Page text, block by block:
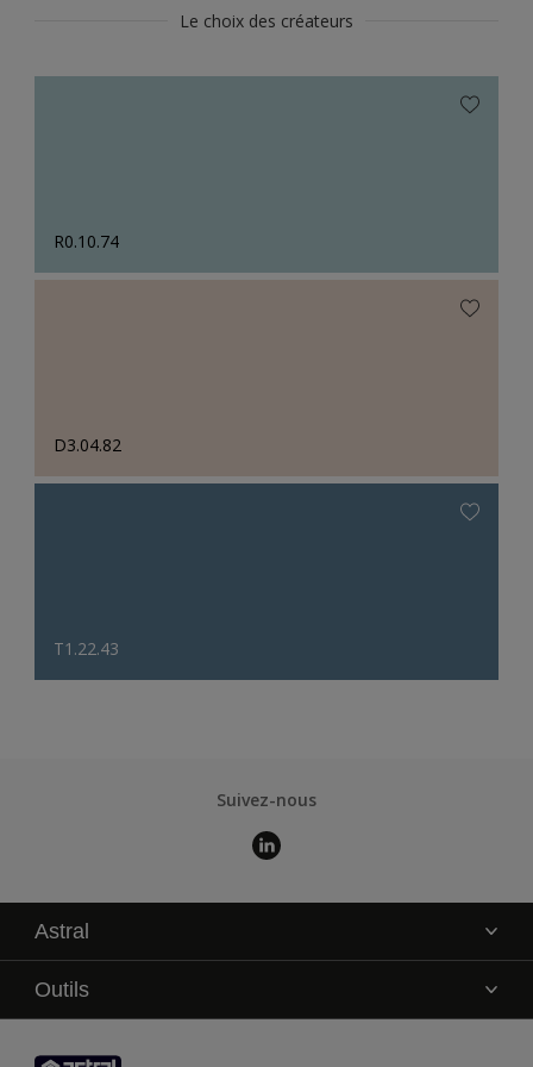
Le choix des créateurs
R0.10.74
D3.04.82
T1.22.43
Suivez-nous
Astral
La marque
Service technique
Contact
Outils